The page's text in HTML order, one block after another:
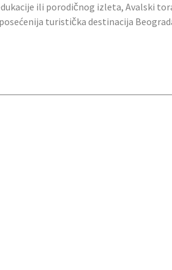
ili porodičnog izleta, Avalski
turistička destinacija